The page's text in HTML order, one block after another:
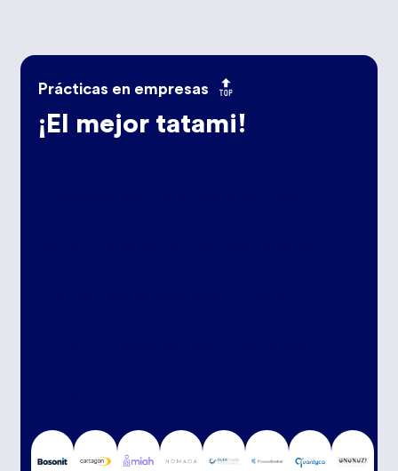
Prácticas en empresas
¡El mejor tatami!